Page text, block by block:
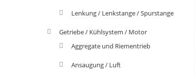
Lenkung / Lenkstange / Spurstange
Getriebe / Kühlsystem / Motor
Aggregate und Riementrieb
Ansaugung / Luft